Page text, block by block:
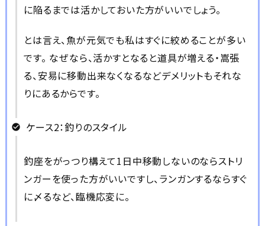
に陥るまでは活かしておいた方がいいでしょう。
とは言え、魚が元気でも私はすぐに絞めることが多い
です。 なぜなら、活かすとなると道具が増える・嵩張
る、安易に移動出来なくなるなどデメリットもそれな
りにあるからです。
ケース2：釣りのスタイル
釣座をがっつり構えて1日中移動しないのならストリ
ンガーを使った方がいいですし、ランガンするならすぐ
に〆るなど、臨機応変に。